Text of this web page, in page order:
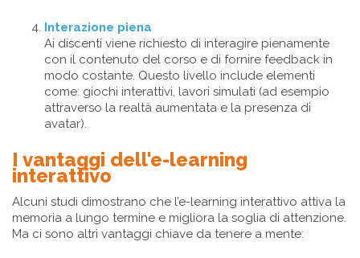
Interazione piena
Ai discenti viene richiesto di interagire pienamente
con il contenuto del corso e di fornire feedback in
modo costante. Questo livello include elementi
come: giochi interattivi, lavori simulati (ad esempio
attraverso la realtà aumentata e la presenza di
avatar).
I vantaggi dell'e-learning
interattivo
Alcuni studi dimostrano che l’e-learning interattivo attiva la
memoria a lungo termine e migliora la soglia di attenzione.
Ma ci sono altri vantaggi chiave da tenere a mente: